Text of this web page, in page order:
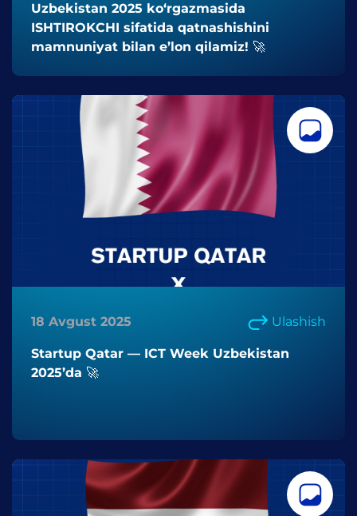
Uzbekistan 2025 ko‘rgazmasida
ISHTIROKCHI sifatida qatnashishini
mamnuniyat bilan e’lon qilamiz! 🚀
18 Avgust 2025 Ulashish
Startup Qatar — ICT Week Uzbekistan
2025’da 🚀